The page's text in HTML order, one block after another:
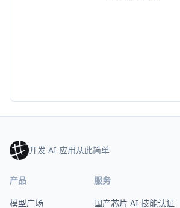
开发 AI 应用从此简单
产品
模型广场
服务
国产芯片 AI 技能认证